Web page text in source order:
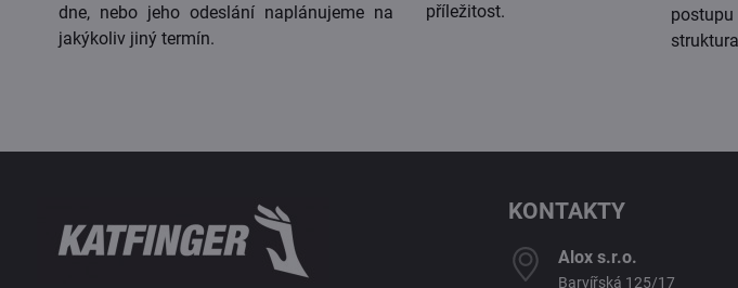
dne, nebo jeho odeslání naplánujeme na
jakýkoliv jiný termín.
příležitost.
KONTAKTY
Alox s​.r​.o​.
Barvířská 125/17